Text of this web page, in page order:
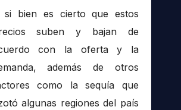
si bien es cierto que estos
suben y bajan de
con la oferta y la
además de otros
como la sequía que
algunas regiones del país